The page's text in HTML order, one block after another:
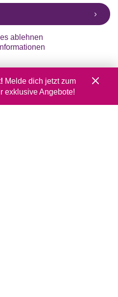
ablehnen
Melde dich jetzt zum
exklusive Angebote!